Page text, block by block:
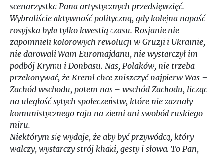
scenarzystka Pana artystycznych przedsięwzięć.
Wybraliście aktywność polityczną, gdy kolejna napaść
rosyjska była tylko kwestią czasu. Rosjanie nie
zapomnieli kolorowych rewolucji w Gruzji i Ukrainie,
nie darowali Wam Euromajdanu, nie wystarczył im
podbój Krymu i Donbasu. Nas, Polaków, nie trzeba
przekonywać, że Kreml chce zniszczyć najpierw Was –
Zachód wschodu, potem nas – wschód Zachodu, licząc
na uległość sytych społeczeństw, które nie zaznały
komunistycznego raju na ziemi ani swobód ruskiego
miru.
Niektórym się wydaje, że aby być przywódcą, który
walczy, wystarczy strój khaki, gesty i słowa. To Pan,